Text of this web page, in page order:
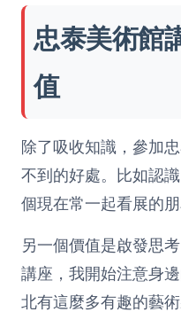
忠泰美術館
值
除了吸收知識，參加
不到的好處。比如認
個現在常一起看展的朋
另一個價值是啟發思
講座，我開始注意身
北有這麼多有趣的藝術